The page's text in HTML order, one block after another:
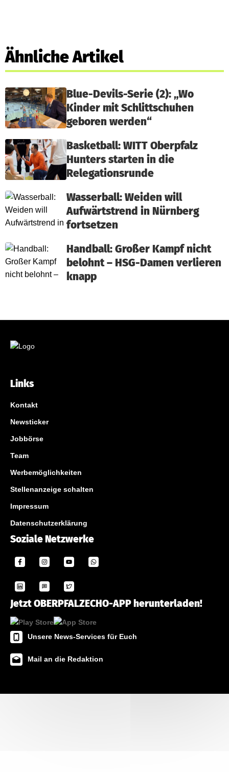
Ähnliche Artikel
Blue-Devils-Serie (2): „Wo
Kinder mit Schlittschuhen
geboren werden“
Basketball: WITT Oberpfalz
Hunters starten in die
Relegationsrunde
Wasserball: Weiden will
Aufwärtstrend in Nürnberg
fortsetzen
Handball: Großer Kampf nicht
belohnt – HSG-Damen verlieren
knapp
Links
Kontakt
Newsticker
Jobbörse
Team
Werbemöglichkeiten
Stellenanzeige schalten
Impressum
Datenschutzerklärung
Soziale Netzwerke
Jetzt OBERPFALZECHO-APP herunterladen!
Unsere News-Services für Euch
Mail an die Redaktion